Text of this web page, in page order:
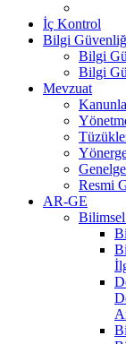
İç Kontrol
Bilgi
Bilgi
Bilgi
Mevzuat
Resmi
AR-GE
Bilimsel